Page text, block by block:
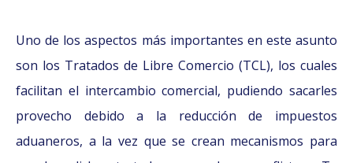
Uno de los aspectos más importantes en este asunto
son los Tratados de Libre Comercio (TCL), los cuales
facilitan el intercambio comercial, pudiendo sacarles
provecho debido a la reducción de impuestos
aduaneros, a la vez que se crean mecanismos para